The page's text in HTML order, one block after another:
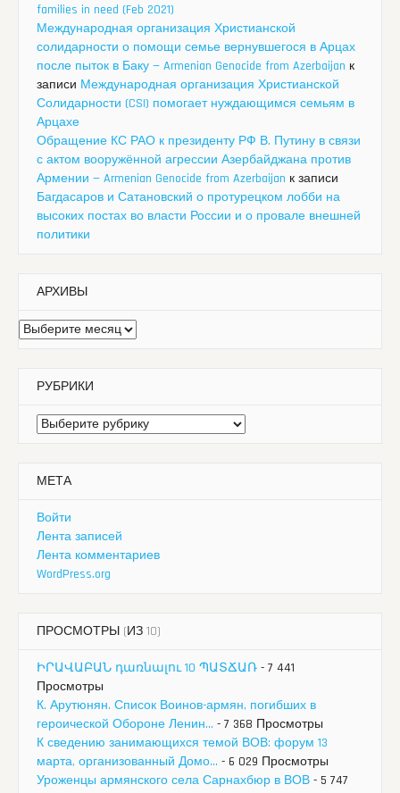
families in need (Feb 2021)
Международная организация Христианской
солидарности о помощи семье вернувшегося в Арцах
после пыток в Баку — Armenian Genocide from Azerbaijan к
записи Международная организация Христианской
Солидарности (CSI) помогает нуждающимся семьям в
Арцахе
Обращение КС РАО к президенту РФ В. Путину в связи
с актом вооружённой агрессии Азербайджана против
Армении — Armenian Genocide from Azerbaijan к записи
Багдасаров и Сатановский о протурецком лобби на
высоких постах во власти России и о провале внешней
политики
АРХИВЫ
Архивы
РУБРИКИ
Рубрики
МЕТА
Войти
Лента записей
Лента комментариев
WordPress.org
ПРОСМОТРЫ (ИЗ 10)
ԻՐԱՎԱԲԱՆ դառնալու 10 ՊԱՏՃԱՌ - 7 441
Просмотры
К. Арутюнян. Список Воинов-армян, погибших в
героической Обороне Ленин... - 7 368 Просмотры
К сведению занимающихся темой ВОВ: форум 13
марта, организованный Домо... - 6 029 Просмотры
Уроженцы армянского села Сарнахбюр в ВОВ - 5 747